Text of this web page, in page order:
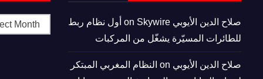
صلاح الدين الأيوبي
Skywire أول نظام ربط
للطائرات المسيّرة يشغّل من المركبات
صلاح الدين الأيوبي
النظام المغربي المبتكر